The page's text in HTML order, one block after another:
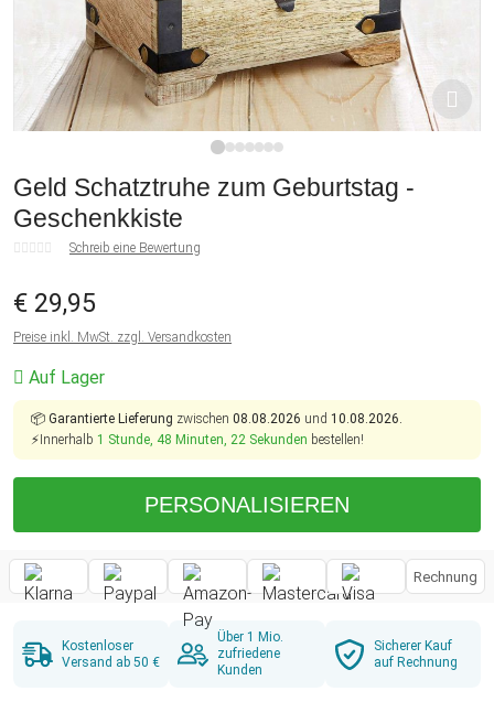
Geld Schatztruhe zum Geburtstag -
Geschenkkiste
Schreib eine Bewertung
€ 29,95
Preise inkl. MwSt. zzgl. Versandkosten
Auf Lager
📦 Garantierte Lieferung zwischen 08.08.2026 und 10.08.2026.
⚡Innerhalb 1 Stunde, 48 Minuten, 22 Sekunden bestellen!
PERSONALISIEREN
Rechnung
Kostenloser
Versand ab 50 €
Über 1 Mio.
zufriedene
Kunden
Sicherer Kauf
auf Rechnung